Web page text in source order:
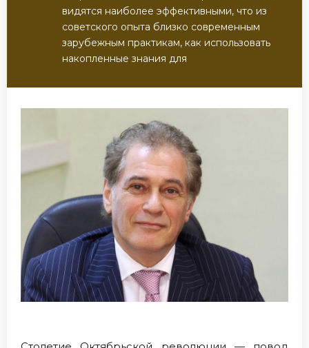
видятся наиболее эффективными, что из
советского опыта близко современным
зарубежным практикам, как использовать
накопленные знания для